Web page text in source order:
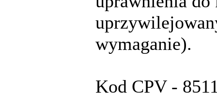
wymaganie).
Kod CPV -